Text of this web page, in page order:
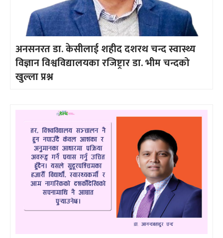
अनसनरत डा. केसीलाई शहीद दशरथ चन्द स्वास्थ्य
विज्ञान विश्वविद्यालयका रजिष्ट्रार डा. भीम चन्दको
खुल्ला प्रश्न